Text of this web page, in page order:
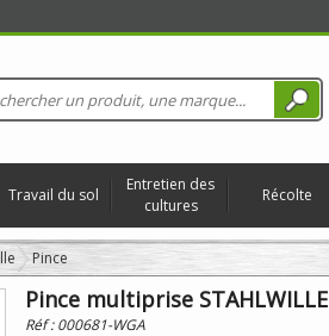
Travail du sol
Entretien des
cultures
Récolte
Pince
Pince multiprise STAHLWILLE
Réf :000681-WGA